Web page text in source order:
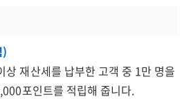
상 재산세를 납부한 고객 중 1만 명을
포인트를 적립해 줍니다.